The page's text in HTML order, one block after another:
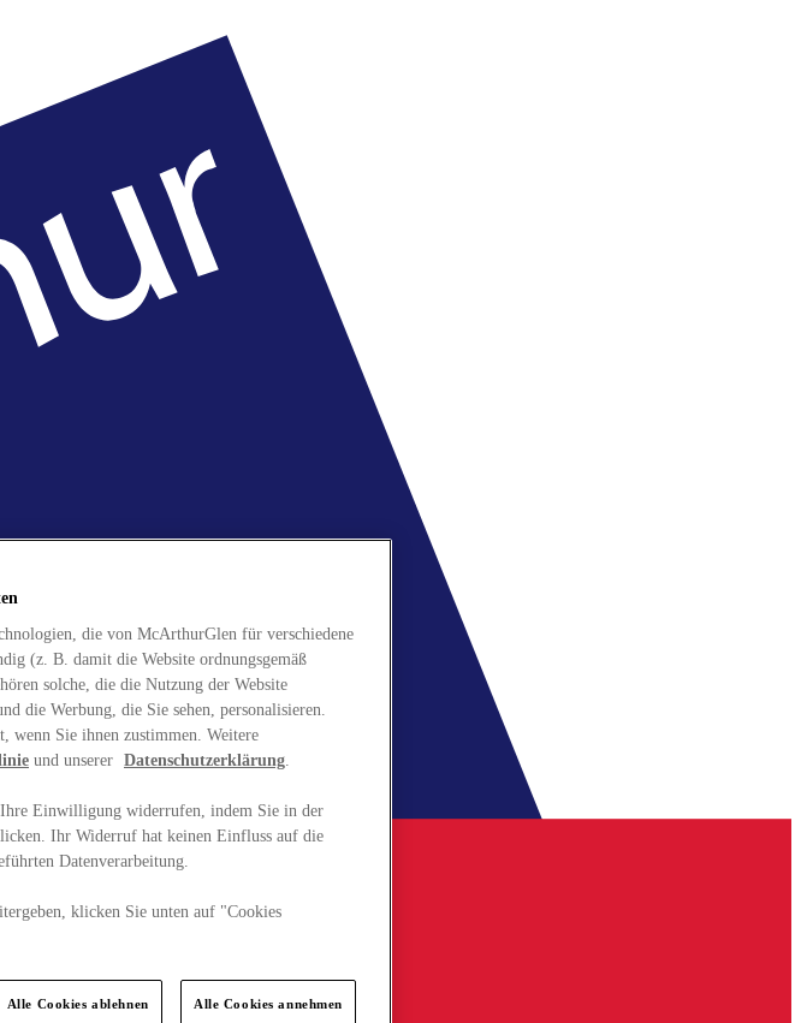
die von McArthurGlen für verschiedene
(z. B. damit die Website ordnungsgemäß
solche, die die Nutzung der Website
die Werbung, die Sie sehen, personalisieren.
wenn Sie ihnen zustimmen. Weitere
und unserer Datenschutzerklärung.
Einwilligung widerrufen, indem Sie in der
Ihr Widerruf hat keinen Einfluss auf die
Datenverarbeitung.
klicken Sie unten auf "Cookies
Alle Cookies ablehnen Alle Cookies annehmen